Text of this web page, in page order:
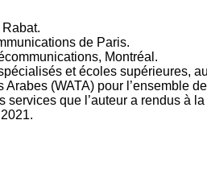
de Paris.
Montréal.
et écoles supérieures,
(WATA) pour l’ensemble
que l’auteur a rendus à